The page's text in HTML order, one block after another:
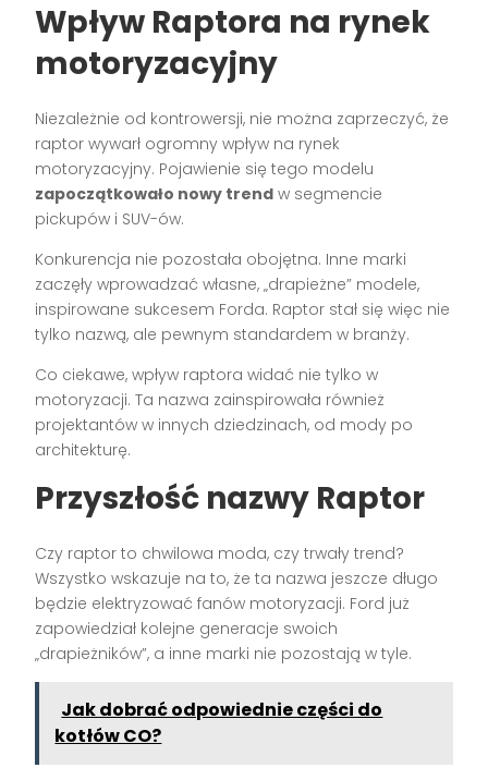
Wpływ Raptora na rynek
motoryzacyjny
Niezależnie od kontrowersji, nie można zaprzeczyć, że
raptor wywarł ogromny wpływ na rynek
motoryzacyjny. Pojawienie się tego modelu
zapoczątkowało nowy trend w segmencie
pickupów i SUV-ów.
Konkurencja nie pozostała obojętna. Inne marki
zaczęły wprowadzać własne, „drapieżne” modele,
inspirowane sukcesem Forda. Raptor stał się więc nie
tylko nazwą, ale pewnym standardem w branży.
Co ciekawe, wpływ raptora widać nie tylko w
motoryzacji. Ta nazwa zainspirowała również
projektantów w innych dziedzinach, od mody po
architekturę.
Przyszłość nazwy Raptor
Czy raptor to chwilowa moda, czy trwały trend?
Wszystko wskazuje na to, że ta nazwa jeszcze długo
będzie elektryzować fanów motoryzacji. Ford już
zapowiedział kolejne generacje swoich
„drapieżników”, a inne marki nie pozostają w tyle.
Jak dobrać odpowiednie części do
kotłów CO?